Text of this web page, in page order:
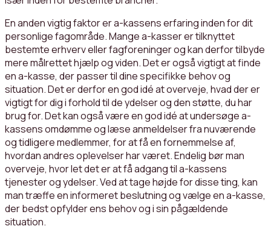
En anden vigtig faktor er a-kassens erfaring inden for dit
personlige fagområde. Mange a-kasser er tilknyttet
bestemte erhverv eller fagforeninger og kan derfor tilbyde
mere målrettet hjælp og viden. Det er også vigtigt at finde
en a-kasse, der passer til dine specifikke behov og
situation. Det er derfor en god idé at overveje, hvad der er
vigtigt for dig i forhold til de ydelser og den støtte, du har
brug for. Det kan også være en god idé at undersøge a-
kassens omdømme og læse anmeldelser fra nuværende
og tidligere medlemmer, for at få en fornemmelse af,
hvordan andres oplevelser har været. Endelig bør man
overveje, hvor let det er at få adgang til a-kassens
tjenester og ydelser. Ved at tage højde for disse ting, kan
man træffe en informeret beslutning og vælge en a-kasse,
der bedst opfylder ens behov og i sin pågældende
situation.